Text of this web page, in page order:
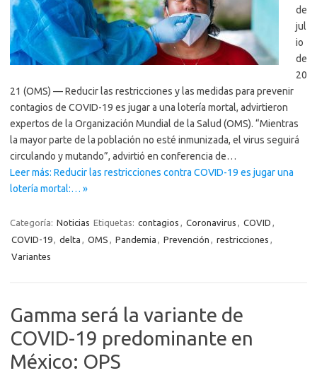
de
jul
io
de
20
21 (OMS) — Reducir las restricciones y las medidas para prevenir
contagios de COVID-19 es jugar a una lotería mortal, advirtieron
expertos de la Organización Mundial de la Salud (OMS). “Mientras
la mayor parte de la población no esté inmunizada, el virus seguirá
circulando y mutando”, advirtió en conferencia de…
Leer más: Reducir las restricciones contra COVID-19 es jugar una
lotería mortal:… »
Categoría: Noticias Etiquetas: contagios , Coronavirus , COVID ,
COVID-19, delta , OMS , Pandemia , Prevención , restricciones ,
Variantes
Gamma será la variante de
COVID-19 predominante en
México: OPS